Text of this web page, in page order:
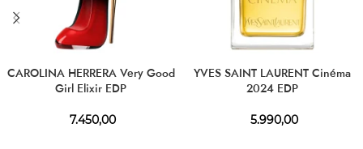
CAROLINA HERRERA Very Good
Girl Elixir EDP
7.450,00
YVES SAINT LAURENT Cinéma
2024 EDP
5.990,00